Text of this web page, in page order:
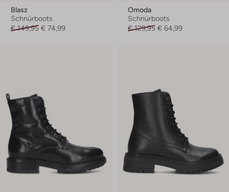
Blasz
Schnürboots
€ 149,95 € 74,99
Omoda
Schnürboots
€ 129,95 € 64,99